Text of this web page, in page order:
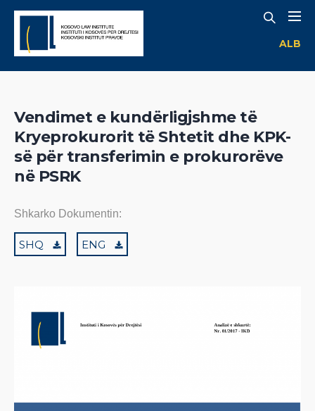
ALB
Vendimet e kundërligjshme të
Kryeprokurorit të Shtetit dhe KPK-
së për transferimin e prokurorëve
në PSRK
Shkarko Dokumentin:
SHQ ENG